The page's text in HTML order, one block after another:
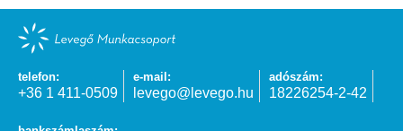
telefon:
+36 1 411-0509
e-mail:
levego@levego.hu
adószám:
18226254-2-42